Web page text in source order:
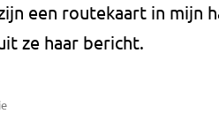
een routekaart in mijn
ze haar bericht.